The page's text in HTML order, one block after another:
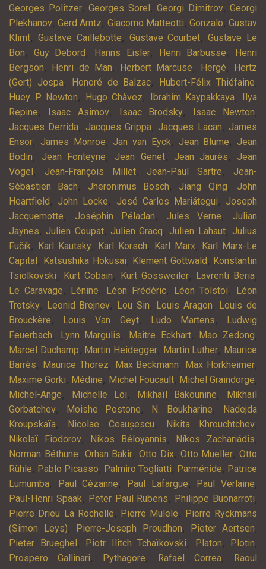
Georges Politzer, Georges Sorel , Georgi Dimitrov, Georgi
Plekhanov,Gerd Arntz, Giacomo Matteotti, Gonzalo,Gustav
Klimt, Gustave Caillebotte, Gustave Courbet,Gustave Le
Bon, Guy Debord , Hanns Eisler, Henri Barbusse,
Henri
Bergson, Henri de Man, Herbert Marcuse, Hergé,
Hertz
(Gert) Jospa, Honoré de Balzac, Hubert-Félix Thiéfaine,
Huey P. Newton, Hugo Chàvez, Ibrahim Kaypakkaya,
Ilya
Repine, Isaac Asimov, Isaac Brodsky, Isaac Newton,
Jacques Derrida, Jacques Grippa, Jacques Lacan, James
Ensor, James Monroe, Jan van Eyck, Jean Blume, Jean
Bodin, Jean Fonteyne, Jean Genet, Jean Jaurès, Jean
Vogel , Jean-François Millet, Jean-Paul Sartre, Jean-
Sébastien Bach, Jheronimus Bosch, Jiang Qing, John
Heartfield , John Locke, José Carlos Mariátegui, Joseph
Jacquemotte, Joséphin Péladan, Jules Verne, Julian
Jaynes, Julien Coupat, Julien Gracq, Julien Lahaut, Julius
Fučík, Karl Kautsky, Karl Korsch, Karl Marx, Karl Marx-Le
Capital , Katsushika Hokusai, Klement Gottwald , Konstantin
Tsiolkovski, Kurt Cobain, Kurt Gossweiler, Lavrenti Beria,
Le Caravage, Lénine, Léon Frédéric, Léon Tolstoï,
Léon
Trotsky, Leonid Brejnev, Lou Sin, Louis Aragon, Louis de
Brouckère, Louis Van Geyt, Ludo Martens,
Ludwig
Feuerbach, Lynn Margulis, Maître Eckhart, Mao Zedong,
Marcel Duchamp, Martin Heidegger, Martin Luther, Maurice
Barrès, Maurice Thorez, Max Beckmann, Max Horkheimer,
Maxime Gorki, Médine, Michel Foucault, Michel Graindorge,
Michel-Ange, Michelle Loi, Mikhaïl Bakounine,
Mikhaïl
Gorbatchev, Moishe Postone, N. Boukharine,
Nadejda
Kroupskaïa, Nicolae Ceaușescu, Nikita Khrouchtchev,
Nikolaï Fiodorov, Nikos Béloyannis, Níkos Zachariádis,
Norman Béthune, Orhan Bakir, Otto Dix, Otto Mueller, Otto
Rühle, Pablo Picasso, Palmiro Togliatti, Parménide, Patrice
Lumumba, Paul Cézanne, Paul Lafargue, Paul Verlaine,
Paul-Henri Spaak, Peter Paul Rubens, Philippe Buonarroti,
Pierre Drieu La Rochelle, Pierre Mulele,
Pierre Ryckmans
(Simon Leys), Pierre-Joseph Proudhon, Pieter Aertsen,
Pieter Brueghel , Piotr Ilitch Tchaïkovski, Platon, Plotin,
Prospero Gallinari, Pythagore, Rafael Correa,
Raoul